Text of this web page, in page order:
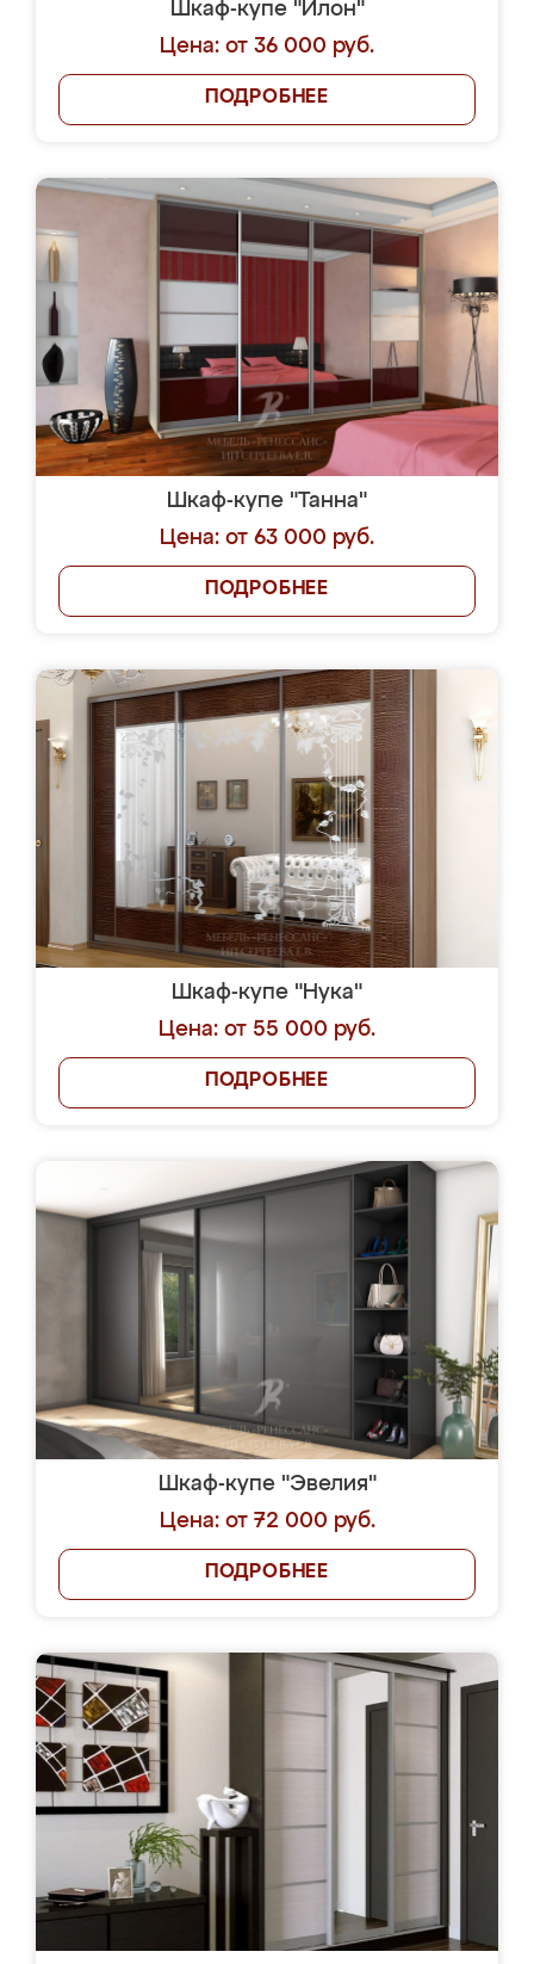
Шкаф-купе "Илон"
Цена: от 36 000 руб.
ПОДРОБНЕЕ
Шкаф-купе "Танна"
Цена: от 63 000 руб.
ПОДРОБНЕЕ
Шкаф-купе "Нука"
Цена: от 55 000 руб.
ПОДРОБНЕЕ
Шкаф-купе "Эвелия"
Цена: от 72 000 руб.
ПОДРОБНЕЕ